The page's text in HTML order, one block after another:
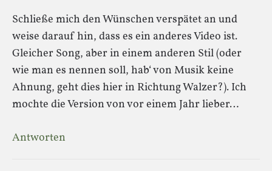
Schließe mich den Wünschen verspätet an und
weise darauf hin, dass es ein anderes Video ist.
Gleicher Song, aber in einem anderen Stil (oder
wie man es nennen soll, hab‘ von Musik keine
Ahnung, geht dies hier in Richtung Walzer?). Ich
mochte die Version von vor einem Jahr lieber…
Antworten